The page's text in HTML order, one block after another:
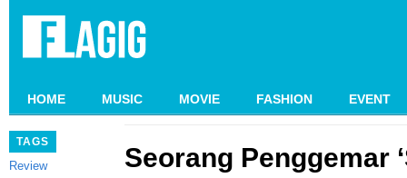
HOME MUSIC MOVIE FASHION EVENT
TAGS
Review
Seorang Penggemar